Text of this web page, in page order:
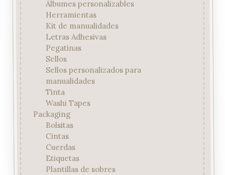
Álbumes personalizables
Herramientas
Kit de manualidades
Letras Adhesivas
Pegatinas
Sellos
Sellos personalizados para
manualidades
Tinta
Washi Tapes
Packaging
Bolsitas
Cintas
Cuerdas
Etiquetas
Plantillas de sobres